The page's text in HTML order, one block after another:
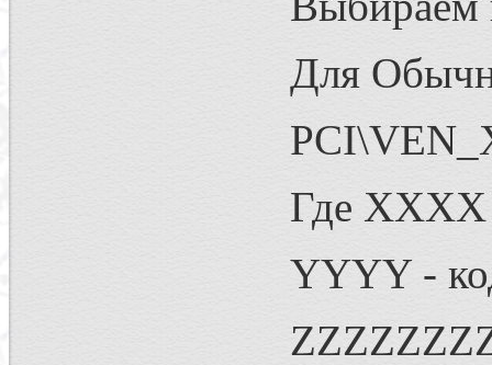
Для
Где XXXX
YYYY -